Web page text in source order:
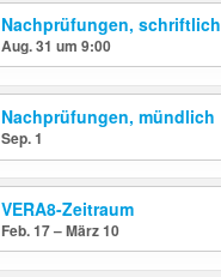
Nachprüfungen, schriftlich
Aug. 31 um 9:00
Nachprüfungen, mündlich
Sep. 1
VERA8-Zeitraum
Feb. 17 – März 10